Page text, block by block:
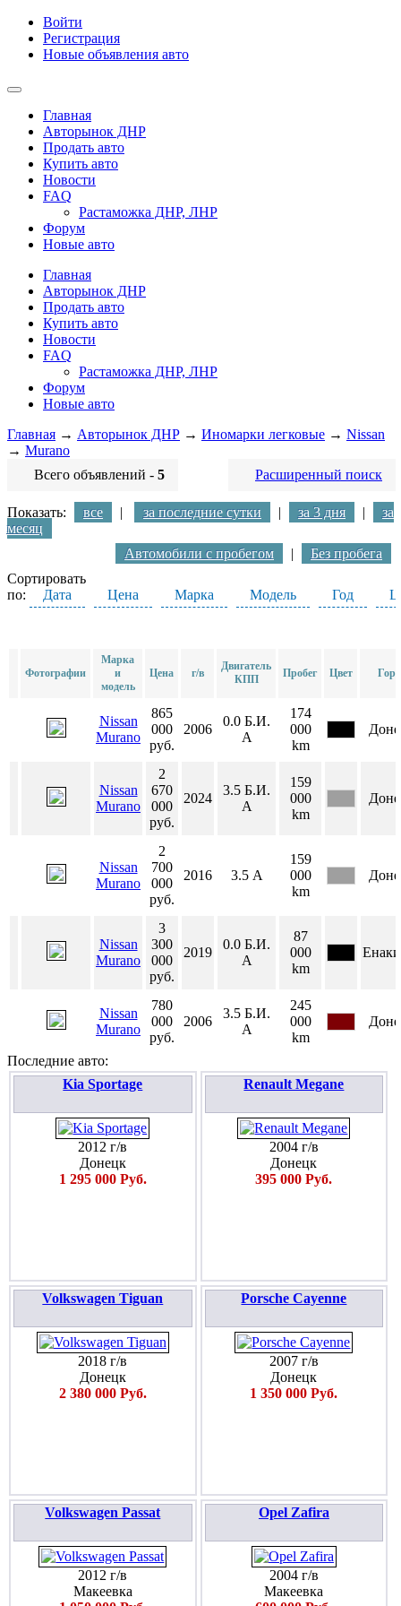
Войти
Регистрация
Новые объявления авто
Главная
Авторынок ДНР
Продать авто
Купить авто
Новости
FAQ
Растаможка ДНР, ЛНР
Форум
Новые авто
Главная
Авторынок ДНР
Продать авто
Купить авто
Новости
FAQ
Растаможка ДНР, ЛНР
Форум
Новые авто
Главная → Авторынок ДНР → Иномарки легковые → Nissan
→ Murano
Всего объявлений - 5 Расширенный поиск
Показать: все | за последние сутки | за 3 дня |
за
месяц
Автомобили с пробегом
|
Без пробега
Сортировать
по:
Дата Цена Марка Модель Год
Фотографии
Марка
и
модель
Цена г/в
Двигатель
КПП
Пробег Цвет
Nissan
Murano
865
000
руб.
2006
0.0 Б.И.
А
174
000
km
Nissan
Murano
2
670
000
руб.
2024
3.5 Б.И.
А
159
000
km
Nissan
Murano
2
700
000
руб.
2016 3.5 А
159
000
km
Nissan
Murano
3
300
000
руб.
2019
0.0 Б.И.
А
87
000
km
Nissan
Murano
780
000
руб.
2006
3.5 Б.И.
А
245
000
km
Последние авто:
Kia Sportage
2012 г/в
Донецк
1 295 000 Руб.
Renault Megane
2004 г/в
Донецк
395 000 Руб.
Volkswagen Tiguan
2018 г/в
Донецк
2 380 000 Руб.
Porsche Cayenne
2007 г/в
Донецк
1 350 000 Руб.
Volkswagen Passat
2012 г/в
Макеевка
Opel Zafira
2004 г/в
Макеевка